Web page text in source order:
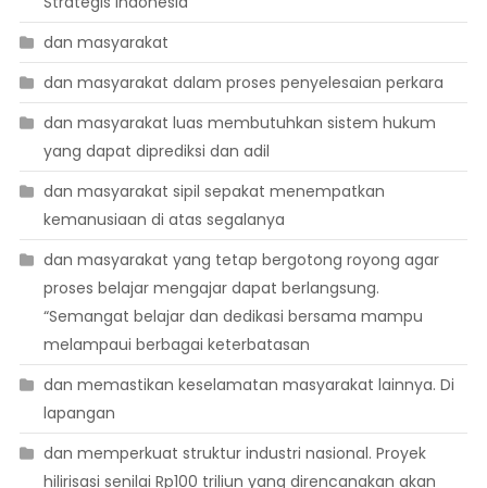
dan masyarakat
dan masyarakat dalam proses penyelesaian perkara
dan masyarakat luas membutuhkan sistem hukum
yang dapat diprediksi dan adil
dan masyarakat sipil sepakat menempatkan
kemanusiaan di atas segalanya
dan masyarakat yang tetap bergotong royong agar
proses belajar mengajar dapat berlangsung.
“Semangat belajar dan dedikasi bersama mampu
melampaui berbagai keterbatasan
dan memastikan keselamatan masyarakat lainnya. Di
lapangan
dan memperkuat struktur industri nasional. Proyek
hilirisasi senilai Rp100 triliun yang direncanakan akan